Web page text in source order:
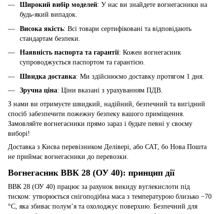
Широкий вибір моделей: У нас ви знайдете вогнегасники на
будь-який випадок.
Висока якість: Всі товари сертифіковані та відповідають
стандартам безпеки.
Наявність паспорта та гарантії: Кожен вогнегасник
супроводжується паспортом та гарантією.
Швидка доставка: Ми здійснюємо доставку протягом 1 дня.
Зручна ціна: Ціни вказані з урахуванням ПДВ.
З нами ви отримуєте швидкий, надійний, безпечний та вигідний
спосіб забезпечити пожежну безпеку вашого приміщення.
Замовляйте вогнегасники прямо зараз і будьте певні у своєму
виборі!
Доставка з Києва перевізником Делівері, або САТ, бо Нова Пошта
не приймає вогнегасники до перевозки.
Вогнегасник ВВК 28 (ОУ 40): принцип дії
ВВК 28 (ОУ 40) працює за рахунок викиду вуглекислоти під
тиском: утворюється снігоподібна маса з температурою близько −70
°C, яка збиває полум’я та охолоджує поверхню. Безпечний для